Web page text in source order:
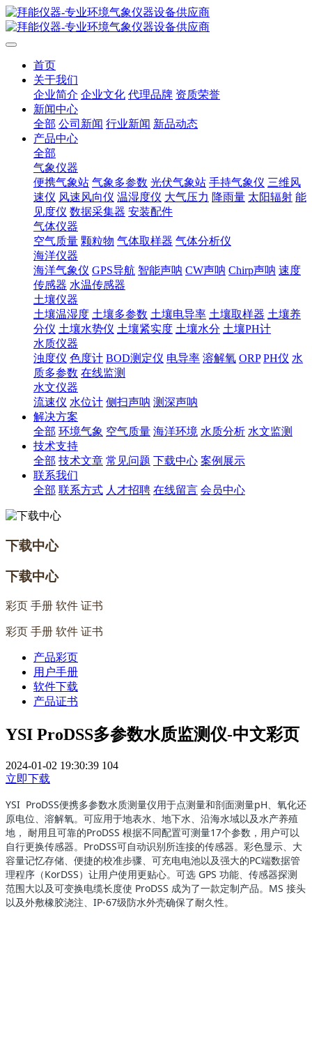
首页
关于我们
企业简介 企业文化 代理品牌 资质荣誉
新闻中心
全部 公司新闻 行业新闻 新品动态
产品中心
全部
气象仪器
便携气象站 气象多参数 光伏气象站 手持气象仪 三维风
速仪 风速风向仪 温湿度仪 大气压力 降雨量 太阳辐射 能
见度仪 数据采集器 安装配件
气体仪器
空气质量 颗粒物 气体取样器 气体分析仪
海洋仪器
海洋气象仪 GPS导航 智能声呐 CW声呐 Chirp声呐 速度
传感器 水温传感器
土壤仪器
土壤温湿度 土壤多参数 土壤电导率 土壤取样器 土壤养
分仪 土壤水势仪 土壤紧实度 土壤水分 土壤PH计
水质仪器
浊度仪 色度计 BOD测定仪 电导率 溶解氧 ORP PH仪 水
质多参数 在线监测
水文仪器
流速仪 水位计 侧扫声呐 测深声呐
解决方案
全部 环境气象 空气质量 海洋环境 水质分析 水文监测
技术支持
全部 技术文章 常见问题 下载中心 案例展示
联系我们
全部 联系方式 人才招聘 在线留言 会员中心
下载中心
下载中心
彩页 手册 软件 证书
彩页 手册 软件 证书
产品彩页
用户手册
软件下载
产品证书
YSI ProDSS多参数水质监测仪-中文彩页
2024-01-02 19:30:39 104
立即下载
YSI ProDSS便携多参数水质测量仪用于点测量和剖面测量pH、氧化还
原电位、溶解氧。 可应用于地表水、地下水、沿海水域以及水产养殖
地， 耐用且可靠的ProDSS 根据不同配置可测量17个参数，用户可以
自行更换传感器。ProDSS可自动识别所连接的传感器。彩色显示、大
容量记忆存储、便捷的校准步骤、可充电电池以及强大的PC端数据管
理程序（KorDSS）让用户使用更贴心。可选 GPS 功能、传感器探测
范围大以及可变换电缆长度使 ProDSS 成为了一款定制产品。MS 接头
以及外敷橡胶浇注、IP-67级防水外壳确保了耐久性。